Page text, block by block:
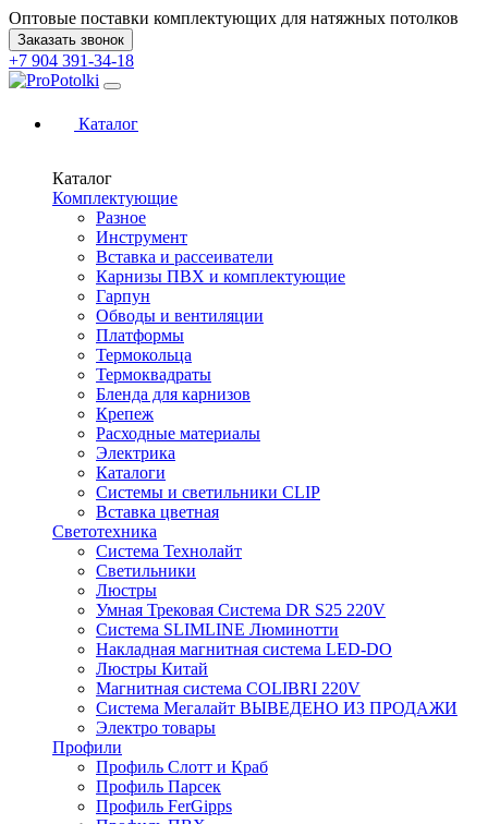
Оптовые поставки комплектующих для натяжных потолков
Заказать звонок
+7 904 391-34-18
Каталог
Каталог
Комплектующие
Разное
Инструмент
Вставка и рассеиватели
Карнизы ПВХ и комплектующие
Гарпун
Обводы и вентиляции
Платформы
Термокольца
Термоквадраты
Бленда для карнизов
Крепеж
Расходные материалы
Электрика
Каталоги
Системы и светильники CLIP
Вставка цветная
Светотехника
Система Технолайт
Светильники
Люстры
Умная Трековая Система DR S25 220V
Система SLIMLINE Люминотти
Накладная магнитная система LED-DO
Люстры Китай
Магнитная система COLIBRI 220V
Система Мегалайт ВЫВЕДЕНО ИЗ ПРОДАЖИ
Электро товары
Профили
Профиль Слотт и Краб
Профиль Парсек
Профиль FerGipps